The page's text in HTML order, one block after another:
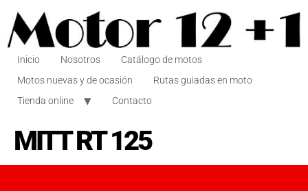
Inicio Nosotros
Catálogo de motos
Motos nuevas y de ocasión
Rutas guiadas en moto
Tienda online
Contacto
MITT RT 125